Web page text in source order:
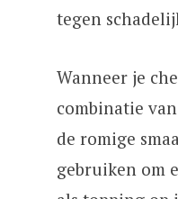
tegen
Wanneer je
combinatie
de romige
gebruiken om